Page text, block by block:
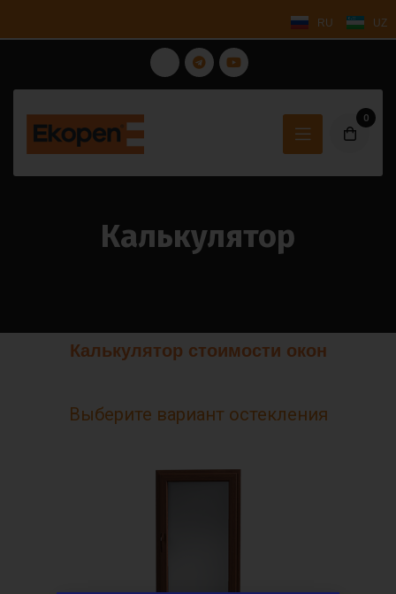
RU UZ
0
Калькулятор
Калькулятор стоимости окон
Выберите вариант остекления